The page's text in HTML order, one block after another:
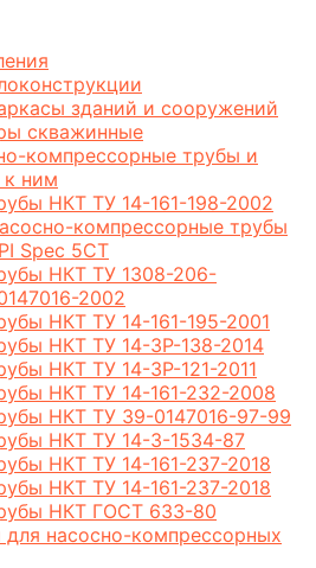
зданий и сооружений
скважинные
компрессорные трубы и
ним
НКТ ТУ 14-161-198-2002
компрессорные трубы
Spec 5CT
НКТ ТУ 1308-206-
2002
НКТ ТУ 14-161-195-2001
НКТ ТУ 14-3Р-138-2014
НКТ ТУ 14-3Р-121-2011
НКТ ТУ 14-161-232-2008
НКТ ТУ 39-0147016-97-99
НКТ ТУ 14-3-1534-87
НКТ ТУ 14-161-237-2018
НКТ ТУ 14-161-237-2018
НКТ ГОСТ 633-80
насосно-компрессорных